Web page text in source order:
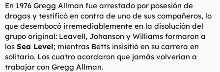
En 1976 Gregg Allman fue arrestado por posesión de
drogas y testificó en contra de uno de sus compañeros, lo
que desembocó irremediablemente en la disolución del
grupo original: Leavell, Johanson y Williams formaron a
los Sea Level; mientras Betts insisitió en su carrera en
solitario. Los cuatro acordaron que jamás volverían a
trabajar con Gregg Allman.